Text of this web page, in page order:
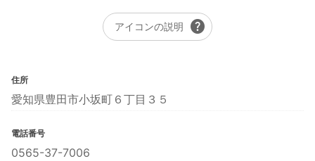
アイコンの説明 help
住所
愛知県豊田市小坂町６丁目３５
電話番号
0565-37-7006